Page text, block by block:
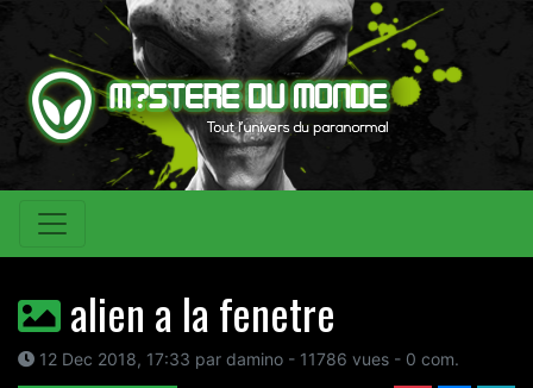
alien a la fenetre
12 Dec 2018, 17:33 par damino - 11786 vues - 0 com.